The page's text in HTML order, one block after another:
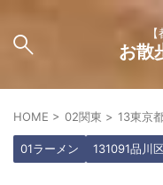
お散
HOME > 02関東 > 13東京
01ラーメン 131091品川